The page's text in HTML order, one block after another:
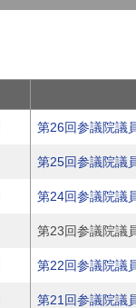
第26回参議院議
第25回参議院議
第24回参議院議
第23回参議院議
第22回参議院議
第21回参議院議